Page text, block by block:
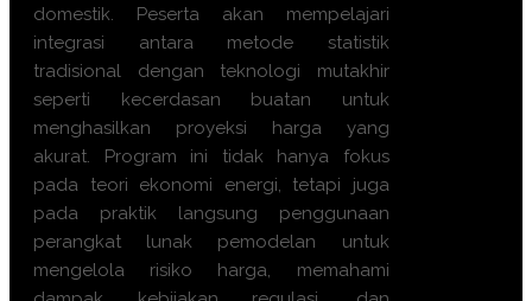
domestik. Peserta akan mempelajari
integrasi antara metode statistik
tradisional dengan teknologi mutakhir
seperti kecerdasan buatan untuk
menghasilkan proyeksi harga yang
akurat. Program ini tidak hanya fokus
pada teori ekonomi energi, tetapi juga
pada praktik langsung penggunaan
perangkat lunak pemodelan untuk
mengelola risiko harga, memahami